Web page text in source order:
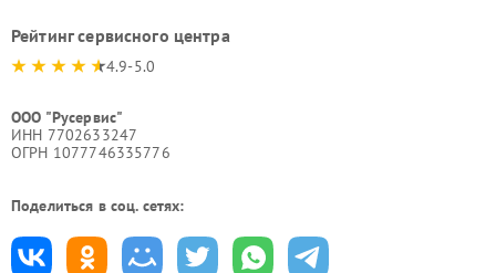
Рейтинг сервисного центра
4.9-5.0
ООО "Русервис"
ИНН 7702633247
ОГРН 1077746335776
Поделиться в соц. сетях: